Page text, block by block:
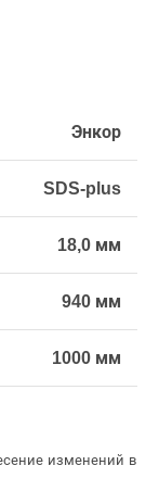
Энкор
SDS-plus
18,0 мм
940 мм
1000 мм
изменений в